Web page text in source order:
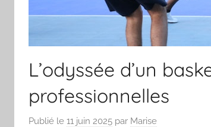
L’odyssée d’un
professionnelles
Publié le 11 juin 2025 par Marise